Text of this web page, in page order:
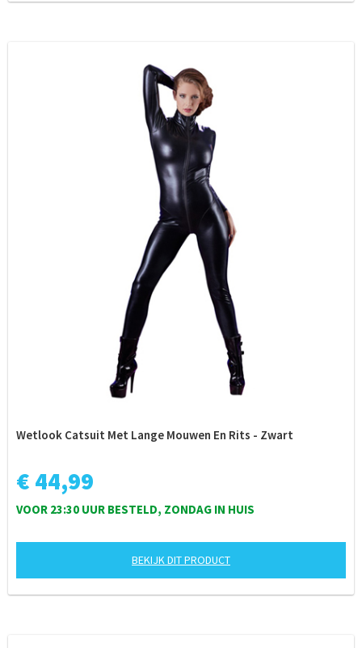
Wetlook Catsuit Met Lange Mouwen En Rits - Zwart
€ 44,99
VOOR 23:30 UUR BESTELD, ZONDAG IN HUIS
BEKIJK DIT PRODUCT